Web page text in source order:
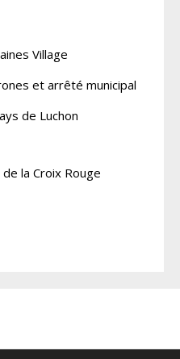
Village
et arrêté municipal
de Luchon
la Croix Rouge